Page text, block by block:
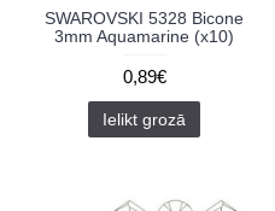
SWAROVSKI 5328 Bicone
3mm Aquamarine (x10)
0,89€
Ielikt grozā